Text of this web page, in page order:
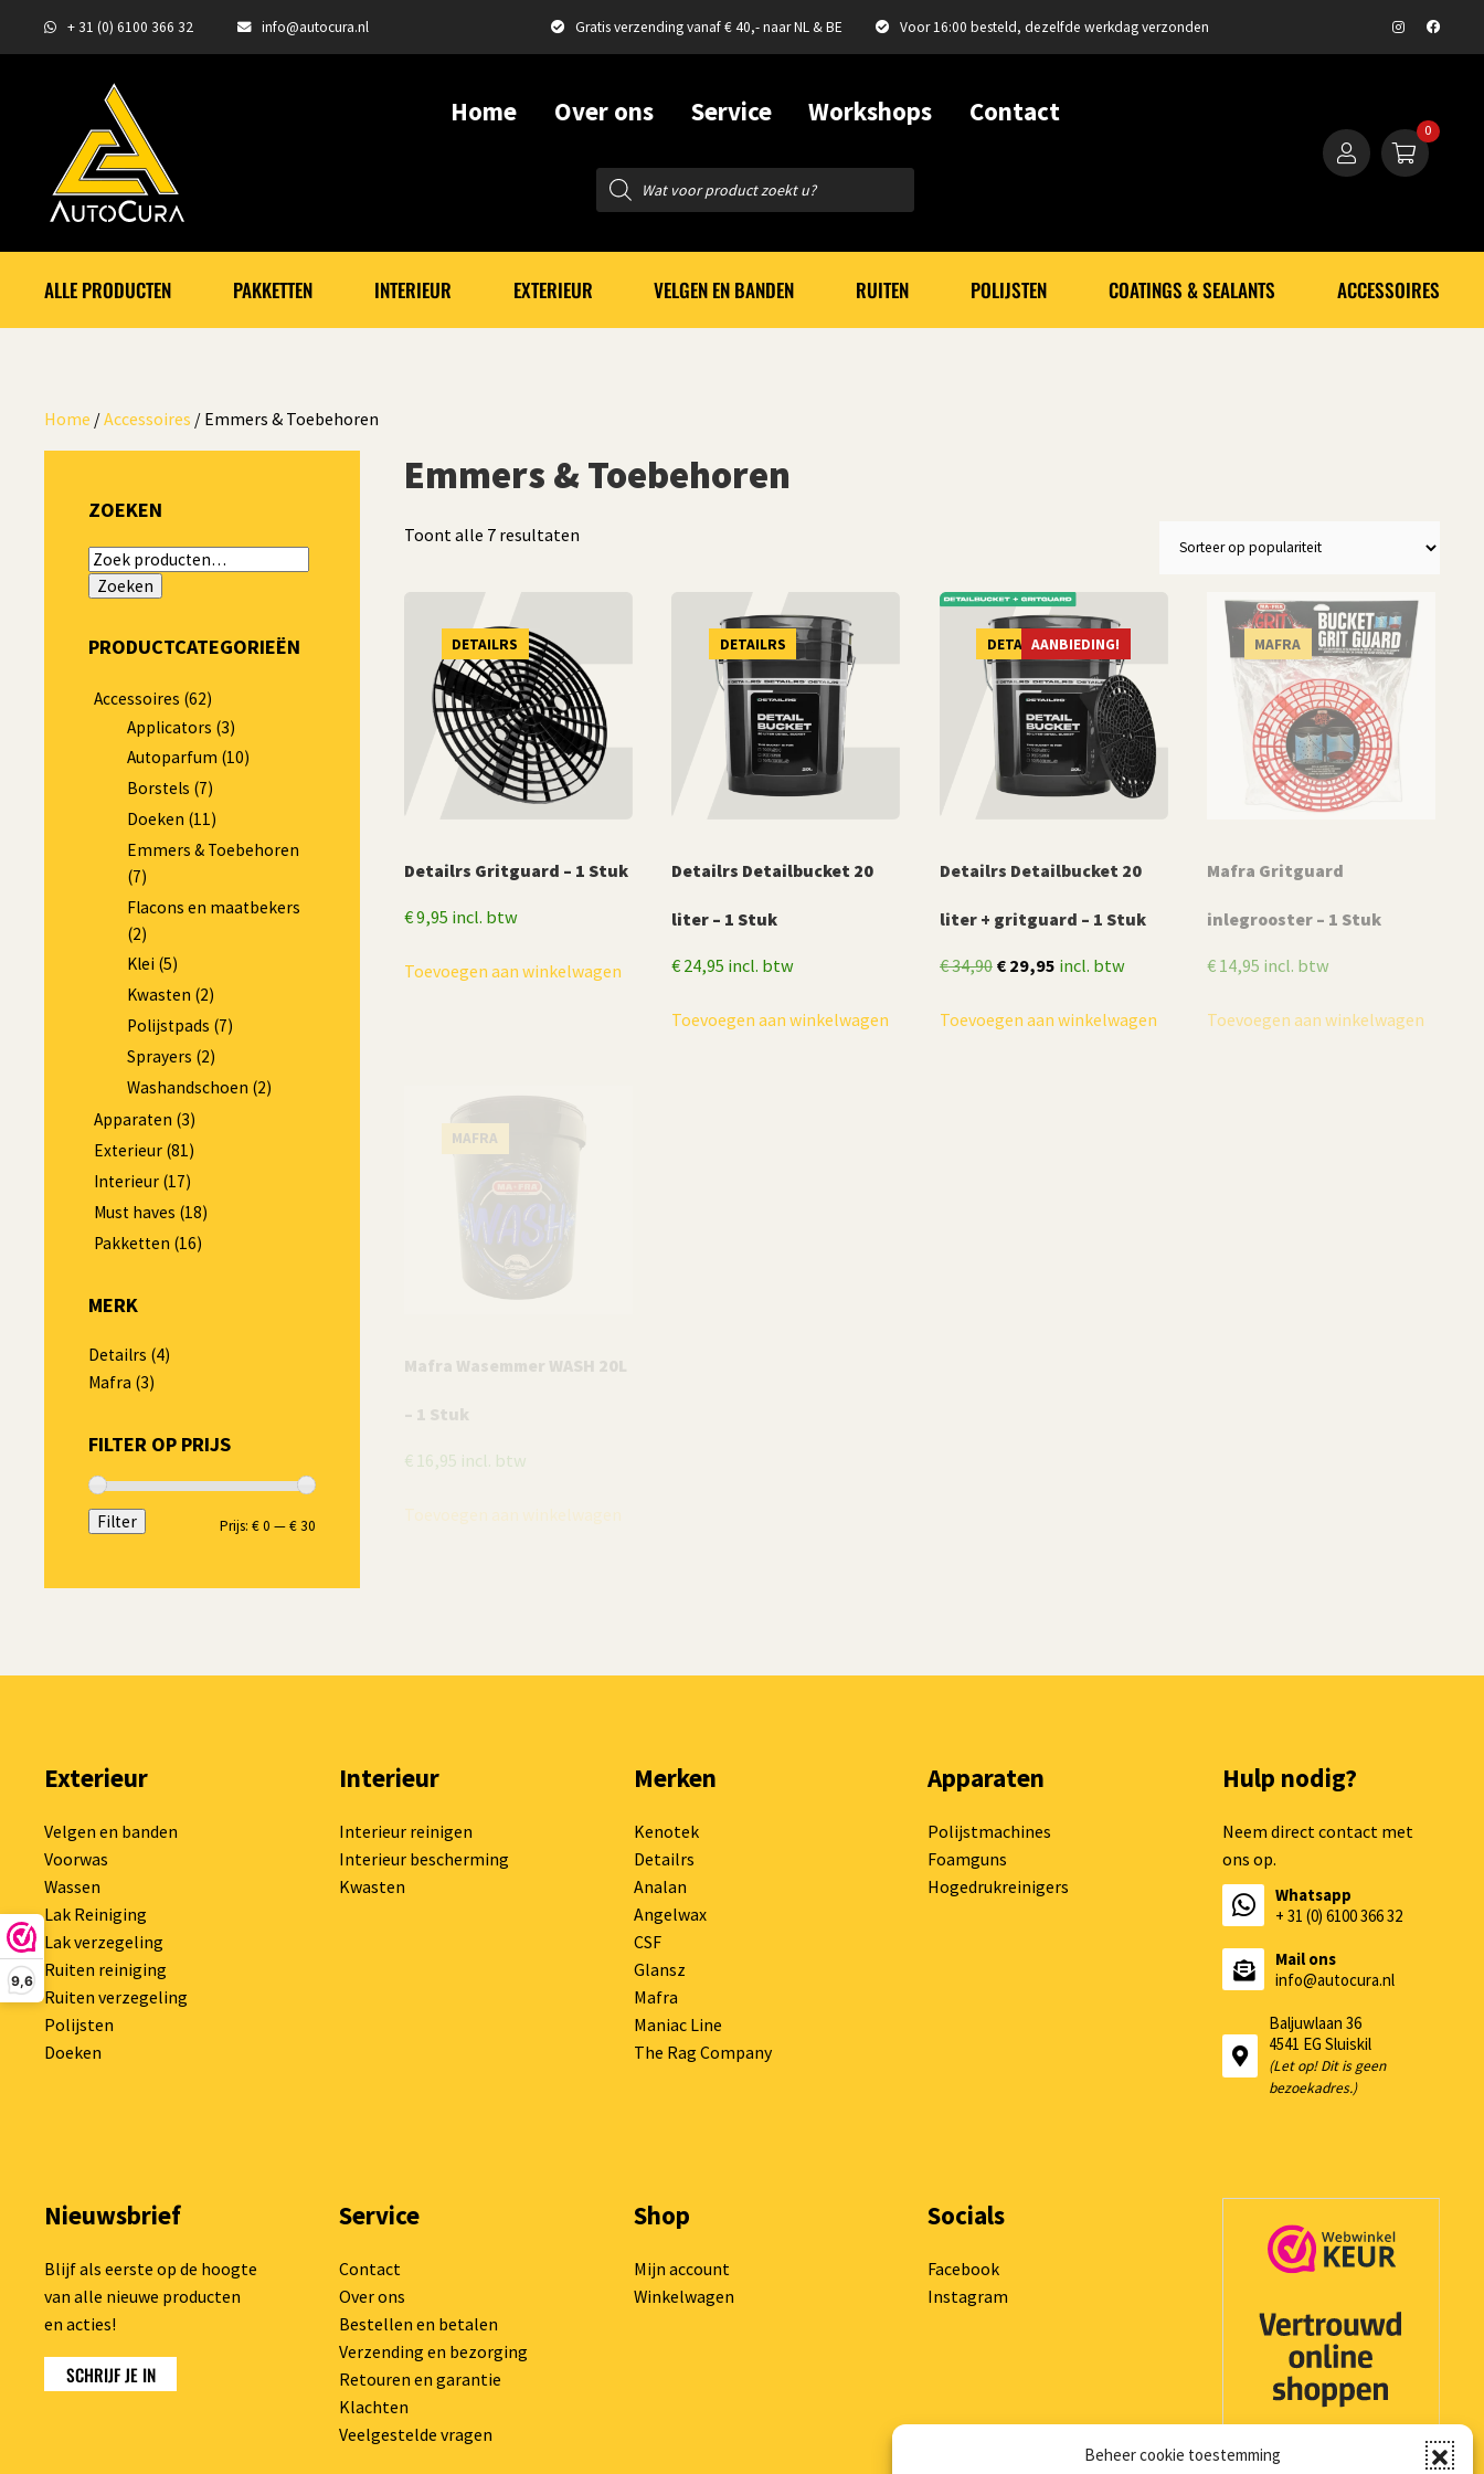
9,6
Beheer cookie toestemming
+ 31 (0) 6100 366 32 info@autocura.nl Gratis verzending vanaf € 40,- naar NL & BE Voor 16:00 besteld, dezelfde werkdag verzonden
Home Over ons Service Workshops Contact
Producten
zoeken
0
ALLE PRODUCTEN PAKKETTEN INTERIEUR EXTERIEUR VELGEN EN BANDEN RUITEN POLIJSTEN COATINGS & SEALANTS ACCESSOIRES
Home /Accessoires / Emmers & Toebehoren
ZOEKEN
Zoeken
naar:
Zoeken
PRODUCTCATEGORIEËN
Accessoires (62)
Applicators (3)
Autoparfum (10)
Borstels (7)
Doeken (11)
Emmers & Toebehoren
(7)
Flacons en maatbekers
(2)
Klei (5)
Kwasten (2)
Polijstpads (7)
Sprayers (2)
Washandschoen (2)
Apparaten (3)
Exterieur (81)
Interieur (17)
Must haves (18)
Pakketten (16)
MERK
Detailrs (4)
Mafra (3)
FILTER OP PRIJS
Filter Prijs:€ 0 —€ 30
Emmers & Toebehoren
Toont alle 7 resultaten
DETAILRS
Detailrs Gritguard – 1 Stuk
€9,95 incl. btw
Toevoegen aan winkelwagen
DETAILRS
Detailrs Detailbucket 20
liter – 1 Stuk
€ 24,95 incl. btw
Toevoegen aan winkelwagen
AANBIEDING!
DETAILRS
Detailrs Detailbucket 20
liter + gritguard – 1 Stuk
€34,90 Oorspronkelijke
was:
€29,95Huidige
is:
incl. btw
Toevoegen aan winkelwagen
MAFRA
Mafra Gritguard
inlegrooster – 1 Stuk
€ 14,95 incl. btw
Toevoegen aan winkelwagen
MAFRA
Mafra Wasemmer WASH 20L
– 1 Stuk
€ 16,95 incl. btw
Toevoegen aan winkelwagen
Exterieur
Velgen en banden
Voorwas
Wassen
Lak Reiniging
Lak verzegeling
Ruiten reiniging
Ruiten verzegeling
Polijsten
Doeken
Interieur
Interieur reinigen
Interieur bescherming
Kwasten
Merken
Kenotek
Detailrs
Analan
Angelwax
CSF
Glansz
Mafra
Maniac Line
The Rag Company
Apparaten
Polijstmachines
Foamguns
Hogedrukreinigers
Hulp nodig?
Neem direct contact met
ons op.
Whatsapp
+ 31 (0) 6100 366 32
Mail ons
info@autocura.nl
Baljuwlaan 36
4541 EG Sluiskil
(Let op! Dit is geen
bezoekadres.)
Nieuwsbrief
Blijf als eerste op de hoogte
van alle nieuwe producten
en acties!
SCHRIJF JE IN
Service
Contact
Over ons
Bestellen en betalen
Verzending en bezorging
Retouren en garantie
Klachten
Veelgestelde vragen
Shop
Mijn account
Winkelwagen
Socials
Facebook
Instagram